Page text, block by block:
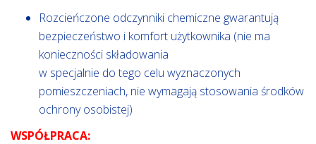
Rozcieńczone odczynniki chemiczne gwarantują
bezpieczeństwo i komfort użytkownika (nie ma
konieczności składowania
w specjalnie do tego celu wyznaczonych
pomieszczeniach, nie wymagają stosowania środków
ochrony osobistej)
WSPÓŁPRACA: